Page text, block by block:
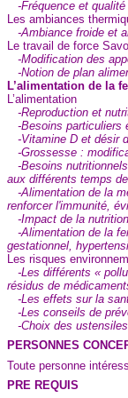
-Fréquence et qualité
Les ambiances
-Ambiance froide et
Le travail de force
-Modification des
-Notion de plan
L’alimentation de la
L’alimentation
-Reproduction et
-Besoins particuliers
-Vitamine D et désir
-Grossesse :
-Besoins
aux différents temps
-Alimentation de la
renforcer l'immunité,
-Impact de la
-Alimentation de la
gestationnel,
Les risques
-Les différents «
résidus de
-Les effets sur la
-Les conseils de
-Choix des
PERSONNES
Toute personne
PRE REQUIS